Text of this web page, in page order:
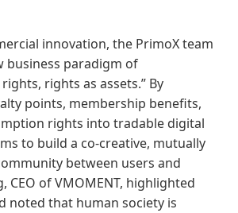
innovation, the PrimoX team
business paradigm of
rights as assets.” By
points, membership benefits,
rights into tradable digital
to build a co-creative, mutually
between users and
CEO of VMOMENT, highlighted
noted that human society is